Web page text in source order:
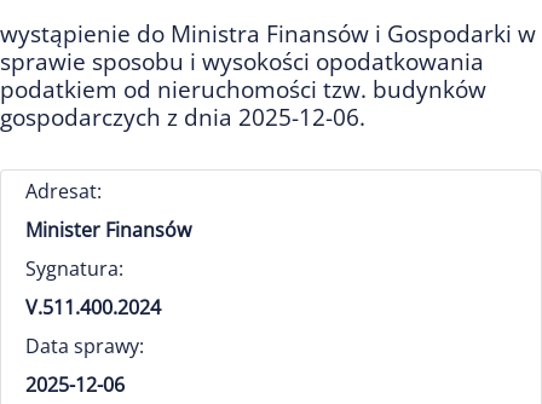
wystąpienie do Ministra Finansów i Gospodarki w
sprawie sposobu i wysokości opodatkowania
podatkiem od nieruchomości tzw. budynków
gospodarczych z dnia 2025-12-06.
Adresat:
Minister Finansów
Sygnatura:
V.511.400.2024
Data sprawy:
2025-12-06